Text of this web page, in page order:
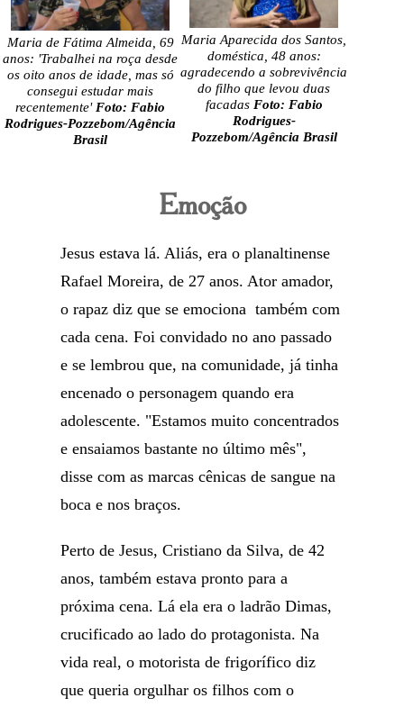
Maria de Fátima Almeida, 69
anos: 'Trabalhei na roça desde
os oito anos de idade, mas só
consegui estudar mais
recentemente' Foto: Fabio
Rodrigues-Pozzebom/Agência
Brasil
Maria Aparecida dos Santos,
doméstica, 48 anos:
agradecendo a sobrevivência
do filho que levou duas
facadas Foto: Fabio
Rodrigues-
Pozzebom/Agência Brasil
Emoção
Jesus estava lá. Aliás, era o planaltinense
Rafael Moreira, de 27 anos. Ator amador,
o rapaz diz que se emociona também com
cada cena. Foi convidado no ano passado
e se lembrou que, na comunidade, já tinha
encenado o personagem quando era
adolescente. "Estamos muito concentrados
e ensaiamos bastante no último mês",
disse com as marcas cênicas de sangue na
boca e nos braços.
Perto de Jesus, Cristiano da Silva, de 42
anos, também estava pronto para a
próxima cena. Lá ela era o ladrão Dimas,
crucificado ao lado do protagonista. Na
vida real, o motorista de frigorífico diz
que queria orgulhar os filhos com o